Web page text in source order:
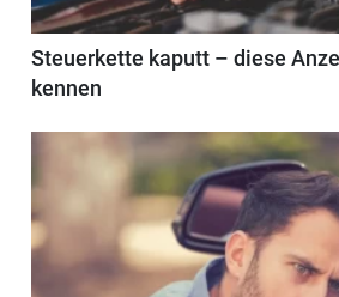
Steuerkette kaputt – diese
kennen